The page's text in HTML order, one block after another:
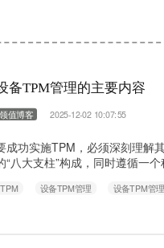
备TPM管理的主要内容
领值博客 2025-12-02 10:07:55
成功实施TPM，必须深刻理解
“八大支柱”构成，同时遵循一
期清扫：对设备进行彻底的清洁
TPM 设备TPM管理 设备TPM管